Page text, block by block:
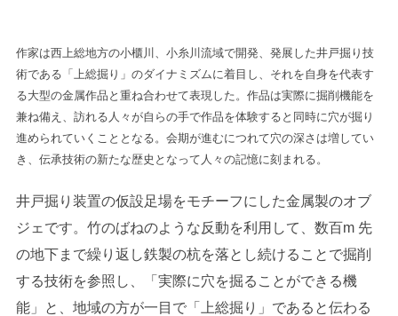
作家は西上総地方の小櫃川、小糸川流域で開発、発展した井戸掘り技
術である「上総掘り」のダイナミズムに着目し、それを自身を代表す
る大型の金属作品と重ね合わせて表現した。作品は実際に掘削機能を
兼ね備え、訪れる人々が自らの手で作品を体験すると同時に穴が掘り
進められていくこととなる。会期が進むにつれて穴の深さは増してい
き、伝承技術の新たな歴史となって人々の記憶に刻まれる。
井戸掘り装置の仮設足場をモチーフにした金属製のオブ
ジェです。竹のばねのような反動を利用して、数百m 先
の地下まで繰り返し鉄製の杭を落とし続けることで掘削
する技術を参照し、「実際に穴を掘ることができる機
能」と、地域の方が一目で「上総掘り」であると伝わる